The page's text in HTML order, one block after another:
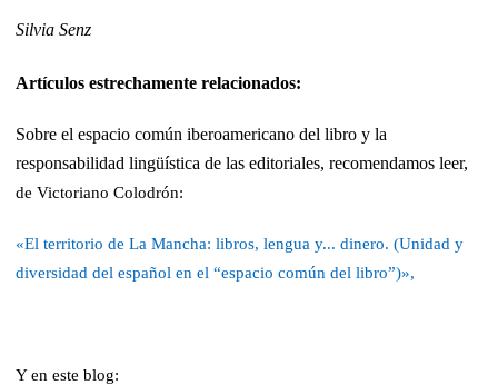
Silvia Senz
Artículos estrechamente relacionados:
Sobre el espacio común iberoamericano del libro y la
responsabilidad lingüística de las editoriales, recomendamos leer,
de Victoriano Colodrón:
«El territorio de La Mancha: libros, lengua y... dinero. (Unidad y
diversidad del español en el “espacio común del libro”)»,
Y en este blog: